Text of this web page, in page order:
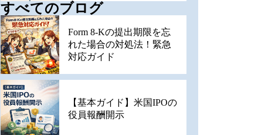
すべてのブログ
Form 8-Kの提出期限を忘
れた場合の対処法！緊急
対応ガイド
【基本ガイド】米国IPOの
役員報酬開示